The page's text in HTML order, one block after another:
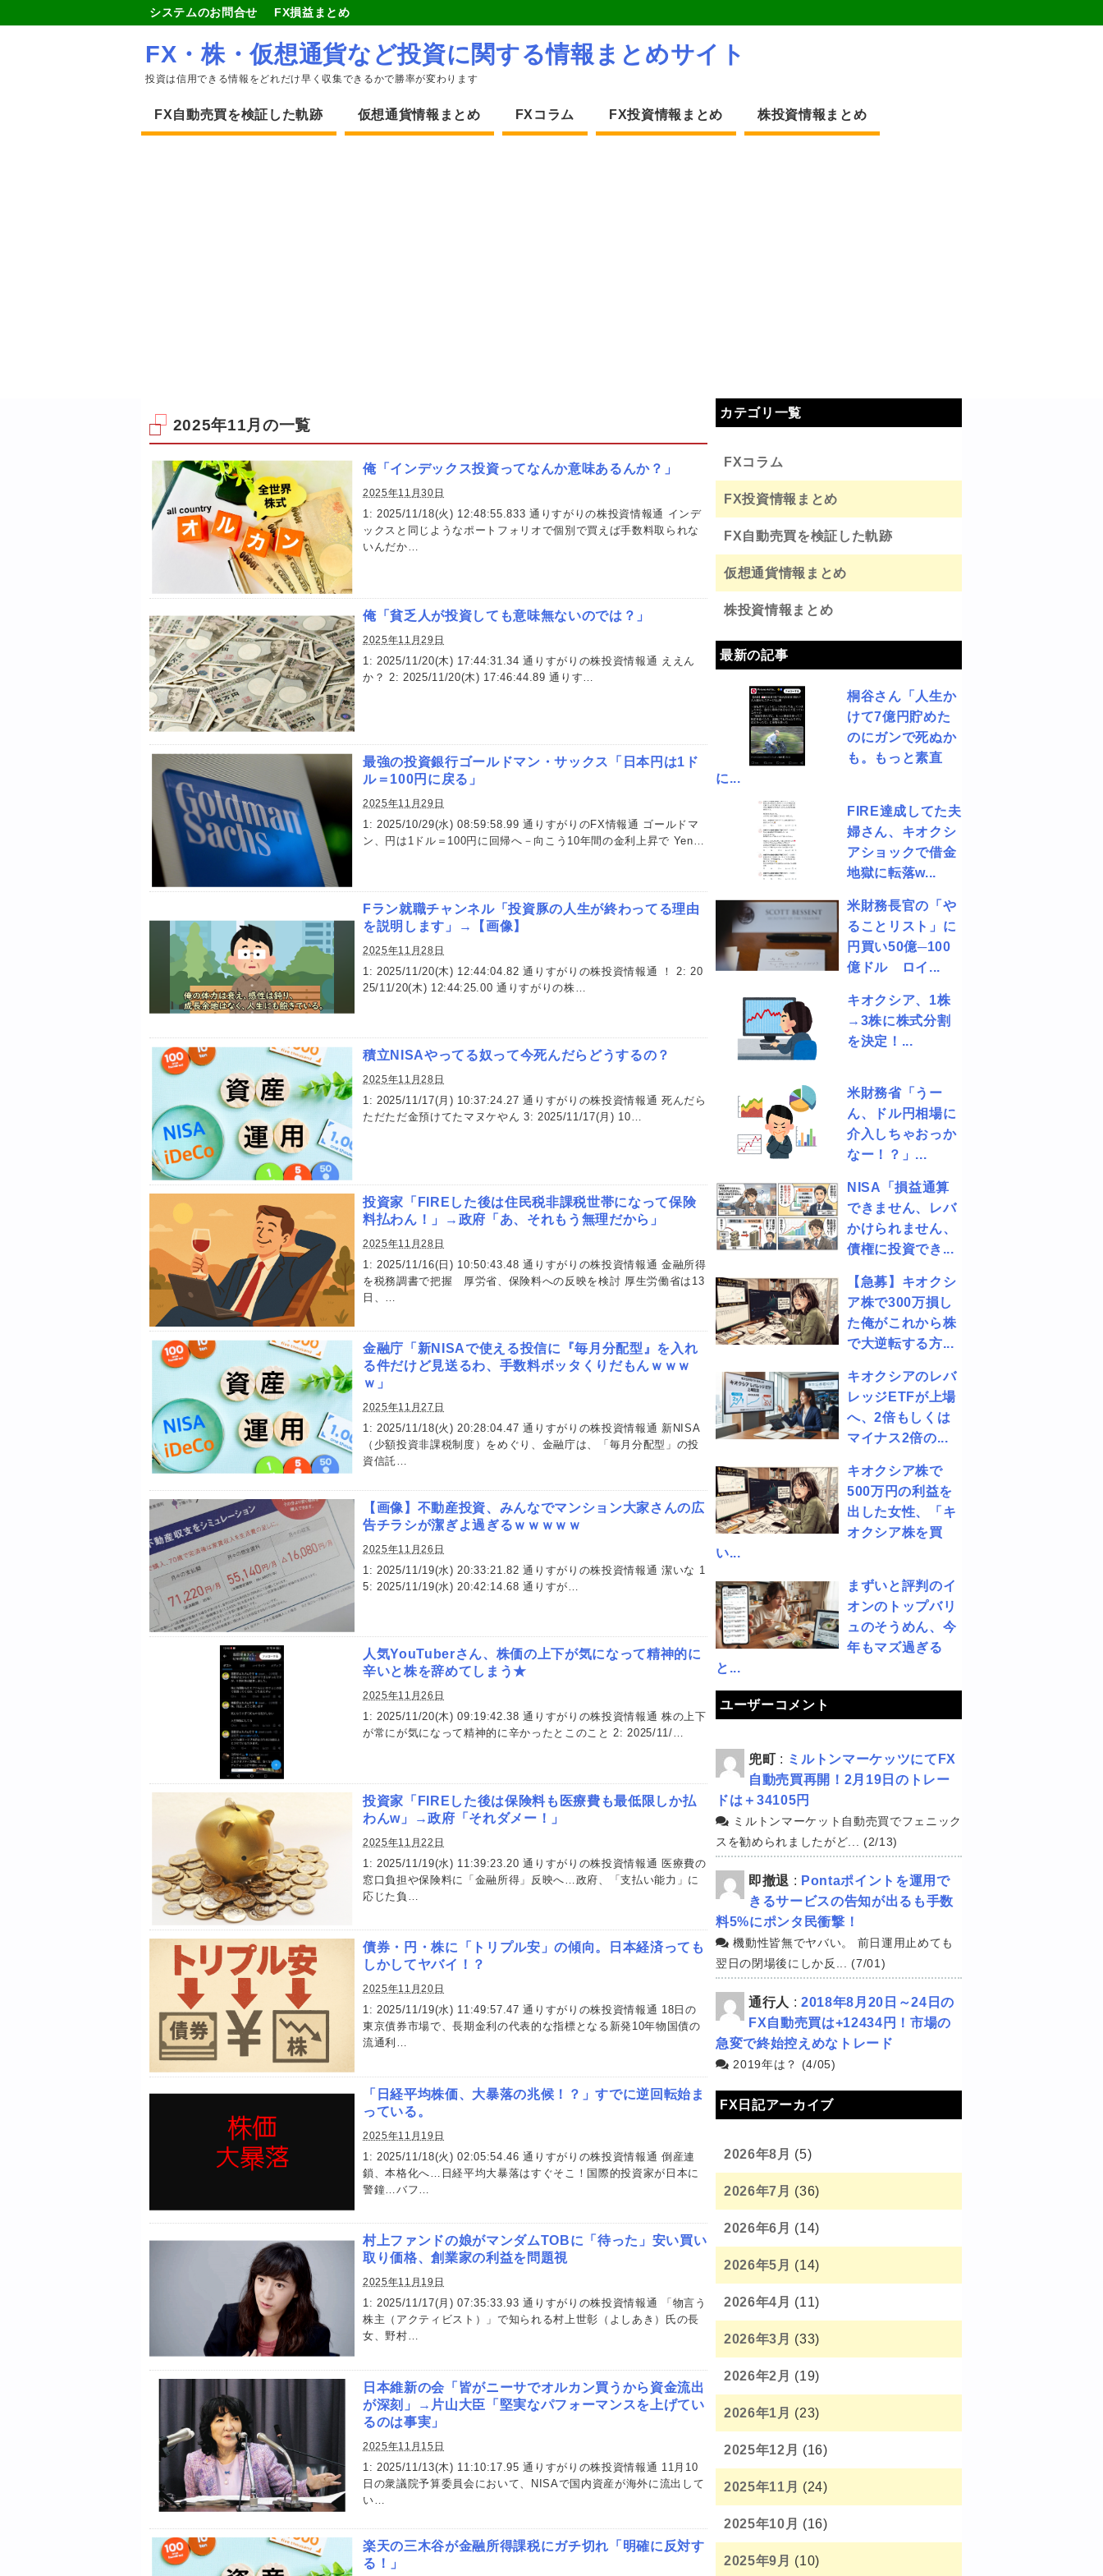
システムのお問合せ FX損益まとめ
FX・株・仮想通貨など投資に関する情報まとめサイト
投資は信用できる情報をどれだけ早く収集できるかで勝率が変わります
FX自動売買を検証した軌跡 仮想通貨情報まとめ FXコラム FX投資情報まとめ 株投資情報まとめ
2025年11月の一覧
俺「インデックス投資ってなんか意味あるんか？」
2025年11月30日
1: 2025/11/18(火) 12:48:55.833 通りすがりの株投資情報通 インデ
ックスと同じようなポートフォリオで個別で買えば手数料取られな
いんだか…
俺「貧乏人が投資しても意味無ないのでは？」
2025年11月29日
1: 2025/11/20(木) 17:44:31.34 通りすがりの株投資情報通 ええん
か？ 2: 2025/11/20(木) 17:46:44.89 通りす…
最強の投資銀行ゴールドマン・サックス「日本円は1ド
ル＝100円に戻る」
2025年11月29日
1: 2025/10/29(水) 08:59:58.99 通りすがりのFX情報通 ゴールドマ
ン、円は1ドル＝100円に回帰へ－向こう10年間の金利上昇で Yen…
Fラン就職チャンネル「投資豚の人生が終わってる理由
を説明します」→【画像】
2025年11月28日
1: 2025/11/20(木) 12:44:04.82 通りすがりの株投資情報通 ！ 2: 20
25/11/20(木) 12:44:25.00 通りすがりの株…
積立NISAやってる奴って今死んだらどうするの？
2025年11月28日
1: 2025/11/17(月) 10:37:24.27 通りすがりの株投資情報通 死んだら
ただただ金預けてたマヌケやん 3: 2025/11/17(月) 10…
投資家「FIREした後は住民税非課税世帯になって保険
料払わん！」→政府「あ、それもう無理だから」
2025年11月28日
1: 2025/11/16(日) 10:50:43.48 通りすがりの株投資情報通 金融所得
を税務調書で把握 厚労省、保険料への反映を検討 厚生労働省は13
日、…
金融庁「新NISAで使える投信に『毎月分配型』を入れ
る件だけど見送るわ、手数料ボッタくりだもんｗｗｗ
ｗ」
2025年11月27日
1: 2025/11/18(火) 20:28:04.47 通りすがりの株投資情報通 新NISA
（少額投資非課税制度）をめぐり、金融庁は、「毎月分配型」の投
資信託…
【画像】不動産投資、みんなでマンション大家さんの広
告チラシが潔ぎよ過ぎるｗｗｗｗｗ
2025年11月26日
1: 2025/11/19(水) 20:33:21.82 通りすがりの株投資情報通 潔いな 1
5: 2025/11/19(水) 20:42:14.68 通りすが…
人気YouTuberさん、株価の上下が気になって精神的に
辛いと株を辞めてしまう★
2025年11月26日
1: 2025/11/20(木) 09:19:42.38 通りすがりの株投資情報通 株の上下
が常にが気になって精神的に辛かったとこのこと 2: 2025/11/…
投資家「FIREした後は保険料も医療費も最低限しか払
わんw」→政府「それダメー！」
2025年11月22日
1: 2025/11/19(水) 11:39:23.20 通りすがりの株投資情報通 医療費の
窓口負担や保険料に「金融所得」反映へ…政府、「支払い能力」に
応じた負…
債券・円・株に「トリプル安」の傾向。日本経済っても
しかしてヤバイ！？
2025年11月20日
1: 2025/11/19(水) 11:49:57.47 通りすがりの株投資情報通 18日の
東京債券市場で、長期金利の代表的な指標となる新発10年物国債の
流通利…
「日経平均株価、大暴落の兆候！？」すでに逆回転始ま
っている。
2025年11月19日
1: 2025/11/18(火) 02:05:54.46 通りすがりの株投資情報通 倒産連
鎖、本格化へ…日経平均大暴落はすぐそこ！国際的投資家が日本に
警鐘…バフ…
村上ファンドの娘がマンダムTOBに「待った」安い買い
取り価格、創業家の利益を問題視
2025年11月19日
1: 2025/11/17(月) 07:35:33.93 通りすがりの株投資情報通 「物言う
株主（アクティビスト）」で知られる村上世彰（よしあき）氏の長
女、野村…
日本維新の会「皆がニーサでオルカン買うから資金流出
が深刻」→片山大臣「堅実なパフォーマンスを上げてい
るのは事実」
2025年11月15日
1: 2025/11/13(木) 11:10:17.95 通りすがりの株投資情報通 11月10
日の衆議院予算委員会において、NISAで国内資産が海外に流出して
い…
楽天の三木谷が金融所得課税にガチ切れ「明確に反対す
る！」
カテゴリ一覧
FXコラム
FX投資情報まとめ
FX自動売買を検証した軌跡
仮想通貨情報まとめ
株投資情報まとめ
最新の記事
桐谷さん「人生か
けて7億円貯めた
のにガンで死ぬか
も。もっと素直
に...
FIRE達成してた夫
婦さん、キオクシ
アショックで借金
地獄に転落w...
米財務長官の「や
ることリスト」に
円買い50億─100
億ドル ロイ...
キオクシア、1株
→3株に株式分割
を決定！...
米財務省「うー
ん、ドル円相場に
介入しちゃおっか
なー！？」...
NISA「損益通算
できません、レバ
かけられません、
債権に投資でき...
【急募】キオクシ
ア株で300万損し
た俺がこれから株
で大逆転する方...
キオクシアのレバ
レッジETFが上場
へ、2倍もしくは
マイナス2倍の...
キオクシア株で
500万円の利益を
出した女性、「キ
オクシア株を買
い...
まずいと評判のイ
オンのトップバリ
ュのそうめん、今
年もマズ過ぎる
と...
ユーザーコメント
兜町 : ミルトンマーケッツにてFX
自動売買再開！2月19日のトレー
ドは＋34105円
ミルトンマーケット自動売買でフェニック
スを勧められましたがど... (2/13)
即撤退 : Pontaポイントを運用で
きるサービスの告知が出るも手数
料5%にポンタ民衝撃！
機動性皆無でヤバい。 前日運用止めても
翌日の閉場後にしか反... (7/01)
通行人 : 2018年8月20日～24日の
FX自動売買は+12434円！市場の
急変で終始控えめなトレード
2019年は？ (4/05)
FX日記アーカイブ
2026年8月 (5)
2026年7月 (36)
2026年6月 (14)
2026年5月 (14)
2026年4月 (11)
2026年3月 (33)
2026年2月 (19)
2026年1月 (23)
2025年12月 (16)
2025年11月 (24)
2025年10月 (16)
2025年9月 (10)